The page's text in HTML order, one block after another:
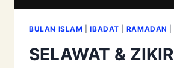
BULAN ISLAM |IBADAT RAMADAN
SELAWAT & ZIKIR